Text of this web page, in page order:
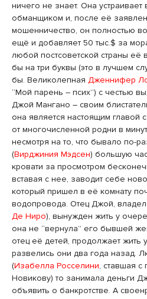
ничего не знает. Она устраивает
обманщиком и, после её
мошенничество, он полностью
ещё и добавляет 50 тыс.$ за
любой постсоветской страны её
бы на три буквы (это в лучшем
бы. Великолепная Дженнифер
“Мой парень – псих”) с честью
Джой Мангано – своим
она является настоящим главой
от многочисленной родни в
несмотря на то, что бывало по-
(Вирджиния Мэдсен) большую
кровати за просмотром
вставая с нее, заводит себе
который пришел в её комнату
водопровода. Отец Джой,
Де Ниро), вынужден жить у
она не “вернула” его бывшей
отец её детей, продолжает жить
развелись они два года назад.
(Изабелла Росселини, ставшая с
Новикову) то занимала деньги
объявить о банкротстве. А